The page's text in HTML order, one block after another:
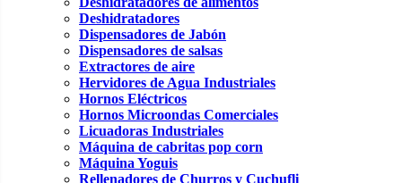
Deshidratadores
Dispensadores de Jabón
Dispensadores de salsas
Extractores de aire
Hervidores de Agua Industriales
Hornos Eléctricos
Hornos Microondas Comerciales
Licuadoras Industriales
Máquina de cabritas pop corn
Máquina Yoguis
Rellenadores de Churros y Cuchufli